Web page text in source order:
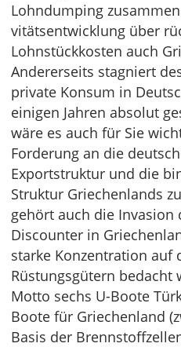
Lohndumping
vitätsentwicklung über
Lohnstückkosten auch
Andererseits stagniert
private Konsum in
einigen Jahren absolut
wäre es auch für Sie
Forderung an die
Exportstruktur und die
Struktur Griechenlands
gehört auch die Invasion
Discounter in
starke Konzentration auf
Rüstungsgütern bedacht
Motto sechs U-Boote
Boote für Griechenland
Basis der